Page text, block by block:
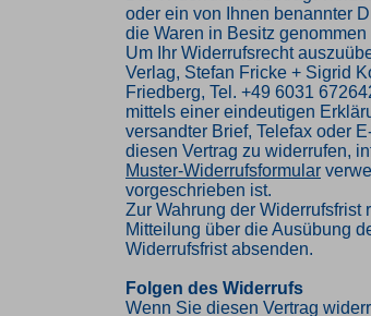
oder ein von Ihnen benannter
die Waren in Besitz genommen
Um Ihr Widerrufsrecht
Verlag, Stefan Fricke + Sigrid
Friedberg, Tel. +49 6031
mittels einer eindeutigen
versandter Brief, Telefax oder
diesen Vertrag zu widerrufen,
Muster-Widerrufsformular
vorgeschrieben ist.
Zur Wahrung der Widerrufsfrist
Mitteilung über die Ausübung
Widerrufsfrist absenden.
Folgen des Widerrufs
Wenn Sie diesen Vertrag